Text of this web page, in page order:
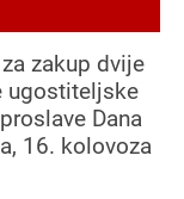
zakup dvije
ugostiteljske
Dana
16. kolovoza